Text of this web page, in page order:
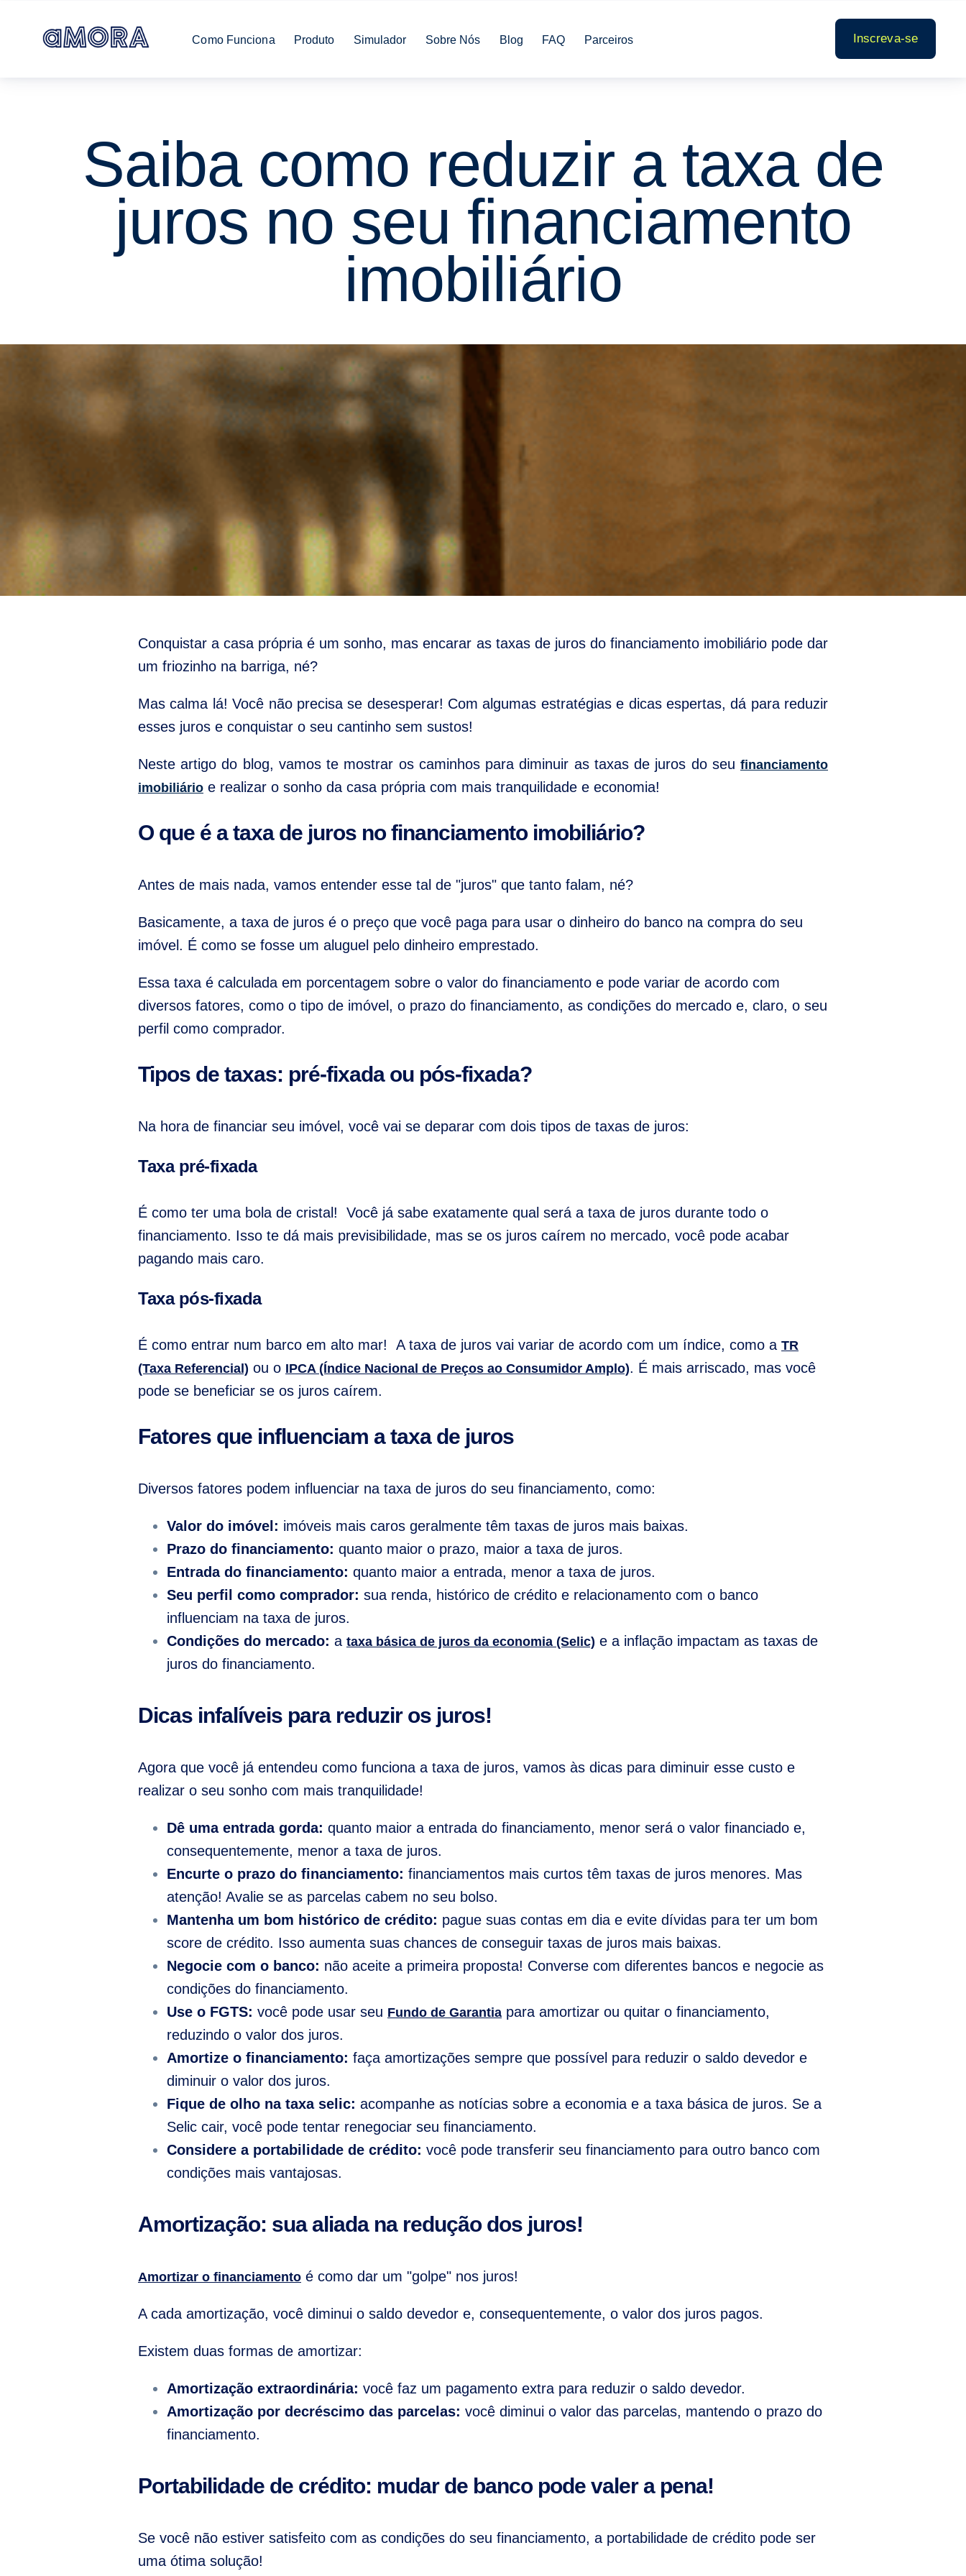
Como Funciona Produto Simulador Sobre Nós Blog FAQ Parceiros Inscreva-se
Saiba como reduzir a taxa de
juros no seu financiamento
imobiliário
Conquistar a casa própria é um sonho, mas encarar as taxas de juros do financiamento imobiliário pode dar
um friozinho na barriga, né?
Mas calma lá! Você não precisa se desesperar! Com algumas estratégias e dicas espertas, dá para reduzir
esses juros e conquistar o seu cantinho sem sustos!
Neste artigo do blog, vamos te mostrar os caminhos para diminuir as taxas de juros do seu financiamento
imobiliário e realizar o sonho da casa própria com mais tranquilidade e economia!
O que é a taxa de juros no financiamento imobiliário?
Antes de mais nada, vamos entender esse tal de "juros" que tanto falam, né?
Basicamente, a taxa de juros é o preço que você paga para usar o dinheiro do banco na compra do seu
imóvel. É como se fosse um aluguel pelo dinheiro emprestado.
Essa taxa é calculada em porcentagem sobre o valor do financiamento e pode variar de acordo com
diversos fatores, como o tipo de imóvel, o prazo do financiamento, as condições do mercado e, claro, o seu
perfil como comprador.
Tipos de taxas: pré-fixada ou pós-fixada?
Na hora de financiar seu imóvel, você vai se deparar com dois tipos de taxas de juros:
Taxa pré-fixada
É como ter uma bola de cristal! Você já sabe exatamente qual será a taxa de juros durante todo o
financiamento. Isso te dá mais previsibilidade, mas se os juros caírem no mercado, você pode acabar
pagando mais caro.
Taxa pós-fixada
É como entrar num barco em alto mar! A taxa de juros vai variar de acordo com um índice, como a TR
(Taxa Referencial) ou o IPCA (Índice Nacional de Preços ao Consumidor Amplo). É mais arriscado, mas você
pode se beneficiar se os juros caírem.
Fatores que influenciam a taxa de juros
Diversos fatores podem influenciar na taxa de juros do seu financiamento, como:
Valor do imóvel: imóveis mais caros geralmente têm taxas de juros mais baixas.
Prazo do financiamento: quanto maior o prazo, maior a taxa de juros.
Entrada do financiamento: quanto maior a entrada, menor a taxa de juros.
Seu perfil como comprador: sua renda, histórico de crédito e relacionamento com o banco
influenciam na taxa de juros.
Condições do mercado: a taxa básica de juros da economia (Selic) e a inflação impactam as taxas de
juros do financiamento.
Dicas infalíveis para reduzir os juros!
Agora que você já entendeu como funciona a taxa de juros, vamos às dicas para diminuir esse custo e
realizar o seu sonho com mais tranquilidade!
Dê uma entrada gorda: quanto maior a entrada do financiamento, menor será o valor financiado e,
consequentemente, menor a taxa de juros.
Encurte o prazo do financiamento: financiamentos mais curtos têm taxas de juros menores. Mas
atenção! Avalie se as parcelas cabem no seu bolso.
Mantenha um bom histórico de crédito: pague suas contas em dia e evite dívidas para ter um bom
score de crédito. Isso aumenta suas chances de conseguir taxas de juros mais baixas.
Negocie com o banco: não aceite a primeira proposta! Converse com diferentes bancos e negocie as
condições do financiamento.
Use o FGTS: você pode usar seu Fundo de Garantia para amortizar ou quitar o financiamento,
reduzindo o valor dos juros.
Amortize o financiamento: faça amortizações sempre que possível para reduzir o saldo devedor e
diminuir o valor dos juros.
Fique de olho na taxa selic: acompanhe as notícias sobre a economia e a taxa básica de juros. Se a
Selic cair, você pode tentar renegociar seu financiamento.
Considere a portabilidade de crédito: você pode transferir seu financiamento para outro banco com
condições mais vantajosas.
Amortização: sua aliada na redução dos juros!
Amortizar o financiamento é como dar um "golpe" nos juros!
A cada amortização, você diminui o saldo devedor e, consequentemente, o valor dos juros pagos.
Existem duas formas de amortizar:
Amortização extraordinária: você faz um pagamento extra para reduzir o saldo devedor.
Amortização por decréscimo das parcelas: você diminui o valor das parcelas, mantendo o prazo do
financiamento.
Portabilidade de crédito: mudar de banco pode valer a pena!
Se você não estiver satisfeito com as condições do seu financiamento, a portabilidade de crédito pode ser
uma ótima solução!